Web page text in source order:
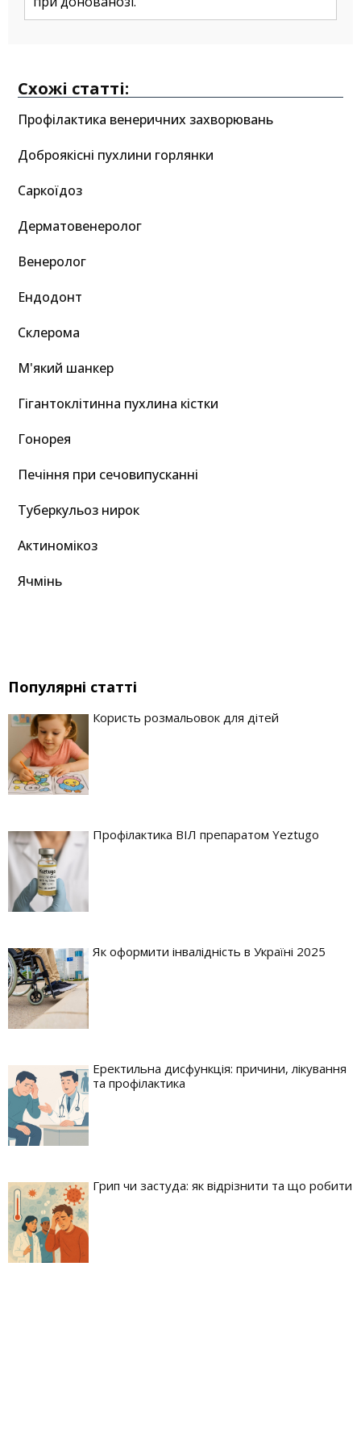
Схожі статті:
Профілактика венеричних захворювань
Доброякісні пухлини горлянки
Саркоїдоз
Дерматовенеролог
Венеролог
Ендодонт
Склерома
М'який шанкер
Гігантоклітинна пухлина кістки
Гонорея
Печіння при сечовипусканні
Туберкульоз нирок
Актиномікоз
Ячмінь
Популярні статті
Користь розмальовок для дітей
Профілактика ВІЛ препаратом Yeztugo
Як оформити інвалідність в Україні 2025
Еректильна дисфункція: причини, лікування
та профілактика
Грип чи застуда: як відрізнити та що робити